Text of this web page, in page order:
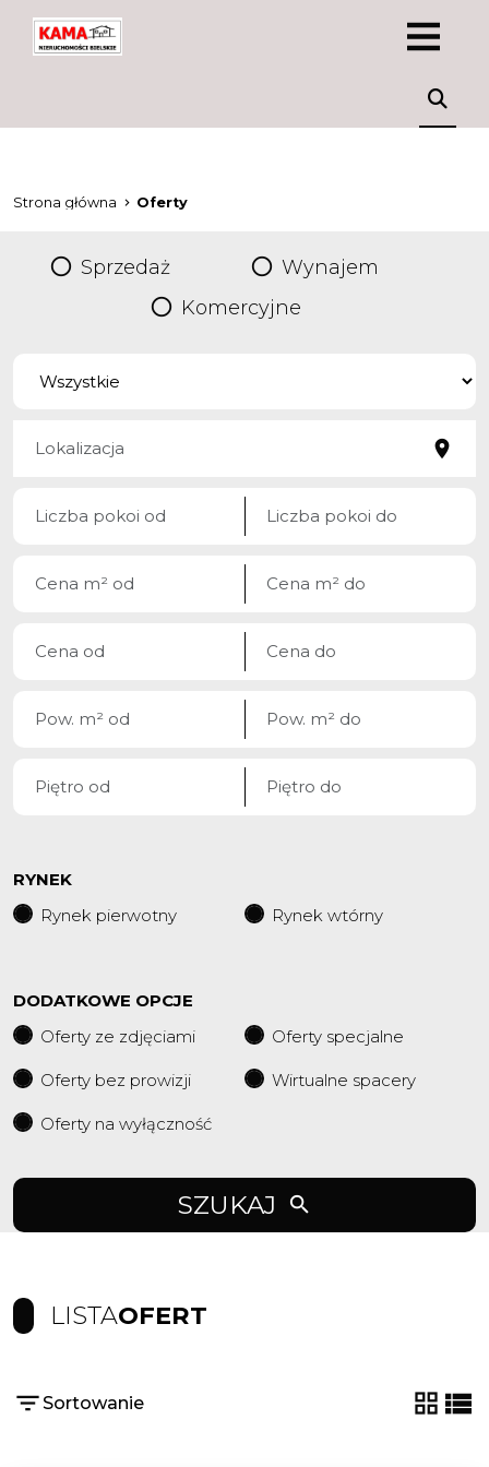
Strona główna Oferty
Sprzedaż
Wynajem
Komercyjne
RYNEK
Rynek pierwotny
Rynek wtórny
DODATKOWE OPCJE
Oferty ze zdjęciami
Oferty specjalne
Oferty bez prowizji Wirtualne spacery
Oferty na wyłączność
SZUKAJ
LISTAOFERT
Sortowanie
tabela